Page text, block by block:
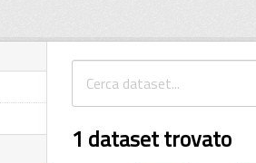
1 dataset trovato